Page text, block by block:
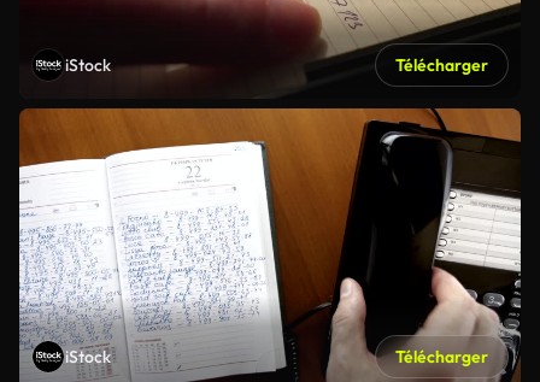
iStock Télécharger
iStock Télécharger